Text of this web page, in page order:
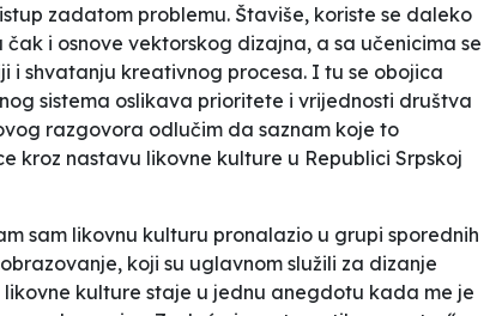
zadatom problemu. Štaviše, koriste se daleko
i osnove vektorskog dizajna, a sa učenicima se
shvatanju kreativnog procesa. I tu se obojica
sistema oslikava prioritete i vrijednosti društva
razgovora odlučim da saznam koje to
kroz nastavu likovne kulture u Republici Srpskoj
sam likovnu kulturu pronalazio u grupi sporednih
koji su uglavnom služili za dizanje
kulture staje u jednu anegdotu kada me je